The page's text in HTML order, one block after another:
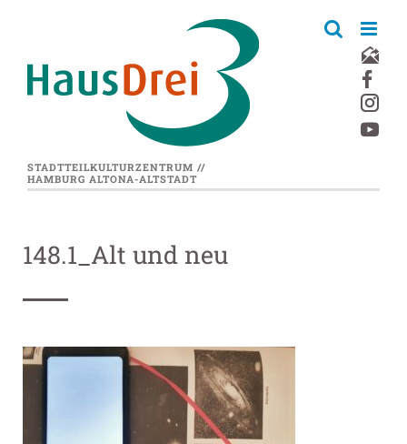
STADTTEILKULTURZENTRUM //
HAMBURG ALTONA-ALTSTADT
148.1_Alt und neu